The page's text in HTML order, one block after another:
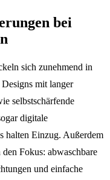
bei
sich zunehmend in
mit langer
selbstschärfende
digitale
halten Einzug. Außerdem
Fokus: abwaschbare
und einfache